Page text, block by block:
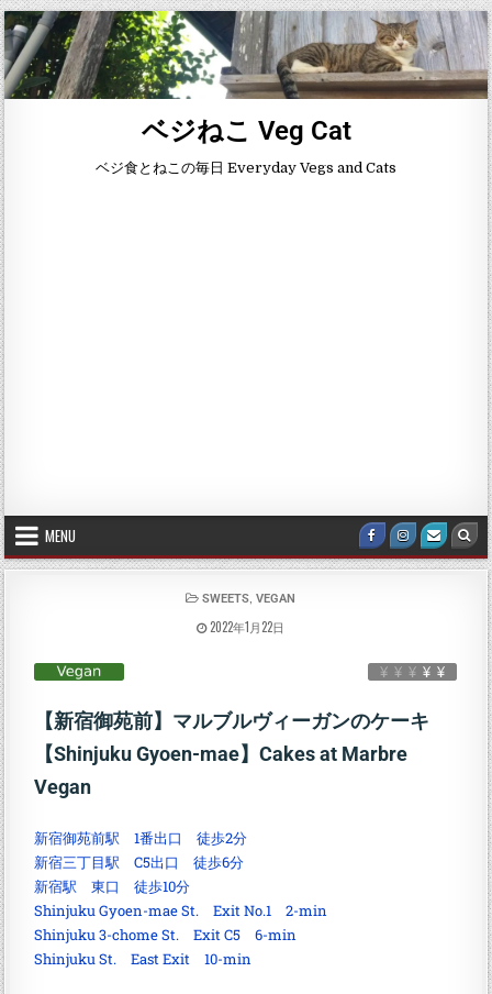
ベジねこ Veg Cat
ベジ食とねこの毎日 Everyday Vegs and Cats
MENU
SWEETS VEGAN
2022年1月22日
【新宿御苑前】マルブルヴィーガンのケーキ
【Shinjuku Gyoen-mae】Cakes at Marbre
Vegan
新宿御苑前駅 1番出口 徒歩2分
新宿三丁目駅 C5出口 徒歩6分
新宿駅 東口 徒歩10分
Shinjuku Gyoen-mae St. Exit No.1 2-min
Shinjuku 3-chome St. Exit C5 6-min
Shinjuku St. East Exit 10-min